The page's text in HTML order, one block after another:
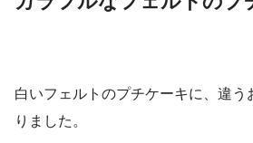
白いフェルトのプチケーキに、違う
りました。